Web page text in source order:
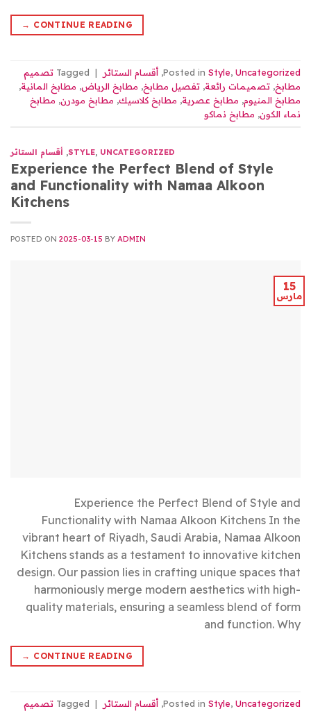
CONTINUE READING
→
Posted in Style, Uncategorized
, أقسام الستائر |
Tagged تصميم
مطابخ, تصميمات رائعة, تفصيل مطابخ, مطابخ الرياض, مطابخ المانية,
مطابخ المنيوم, مطابخ عصرية, مطابخ كلاسيك, مطابخ مودرن, مطابخ
نماء الكون, مطابخ نماكو
STYLE, UNCATEGORIZED
, أقسام الستائر
Experience the Perfect Blend of Style
and Functionality with Namaa Alkoon
Kitchens
POSTED ON 2025-03-15 BY ADMIN
15
مارس
Experience the Perfect Blend of Style and
Functionality with Namaa Alkoon Kitchens In the
vibrant heart of Riyadh, Saudi Arabia, Namaa Alkoon
Kitchens stands as a testament to innovative kitchen
design. Our passion lies in crafting unique spaces that
harmoniously merge modern aesthetics with high-
quality materials, ensuring a seamless blend of form
and function. Why
CONTINUE READING
→
Posted in Style, Uncategorized
, أقسام الستائر |
Tagged تصميم